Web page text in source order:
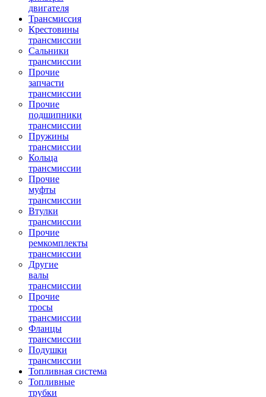
двигателя
Трансмиссия
Крестовины
трансмиссии
Сальники
трансмиссии
Прочие
запчасти
трансмиссии
Прочие
подшипники
трансмиссии
Пружины
трансмиссии
Кольца
трансмиссии
Прочие
муфты
трансмиссии
Втулки
трансмиссии
Прочие
ремкомплекты
трансмиссии
Другие
валы
трансмиссии
Прочие
тросы
трансмиссии
Фланцы
трансмиссии
Подушки
трансмиссии
Топливная система
Топливные
трубки